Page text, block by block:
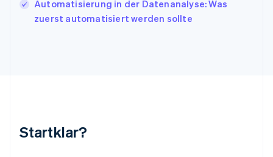
Automatisierung in der Datenanalyse: Was
zuerst automatisiert werden sollte
Startklar?
Liechtenstein
DeutschEnglish
Mexiko